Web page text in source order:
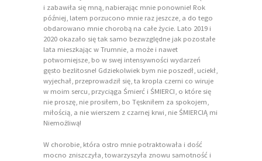
i zabawiła się mną, nabierając mnie ponownie! Rok
później, latem porzucono mnie raz jeszcze, a do tego
obdarowano mnie chorobą na całe życie. Lato 2019 i
2020 okazało się tak samo bezwzględne jak pozostałe
lata mieszkając w Trumnie, a może i nawet
potworniejsze, bo w swej intensywności wydarzeń
gęsto bezlitosne! Gdziekolwiek bym nie poszedł, uciekł,
wyjechał, przeprowadził się, ta kropla czerni co wiruje
w moim sercu, przyciąga Śmierć i ŚMIERCI, o które się
nie proszę, nie prosiłem, bo Tęskniłem za spokojem,
miłością, a nie wierszem z czarnej krwi, nie ŚMIERCIĄ mi
Niemożliwą!
W chorobie, która ostro mnie potraktowała i dość
mocno zniszczyła, towarzyszyła znowu samotność i